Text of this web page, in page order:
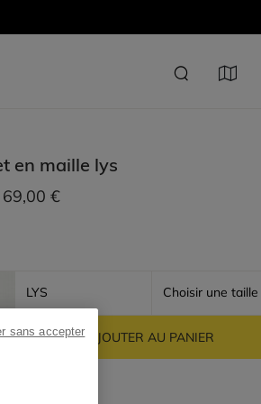
en maille lys
69,00 €
LYS Choisir une taille
AJOUTER AU PANIER
sans accepter